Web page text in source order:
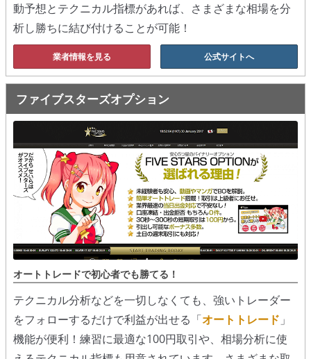
動予想とテクニカル指標があれば、さまざまな相場を分
析し勝ちに結び付けることが可能！
業者情報を見る 公式サイトへ
ファイブスターズオプション
オートトレードで初心者でも勝てる！
テクニカル分析などを一切しなくても、強いトレーダー
をフォローするだけで利益が出せる「オートトレード 」
機能が便利！練習に最適な100円取引や、相場分析に使